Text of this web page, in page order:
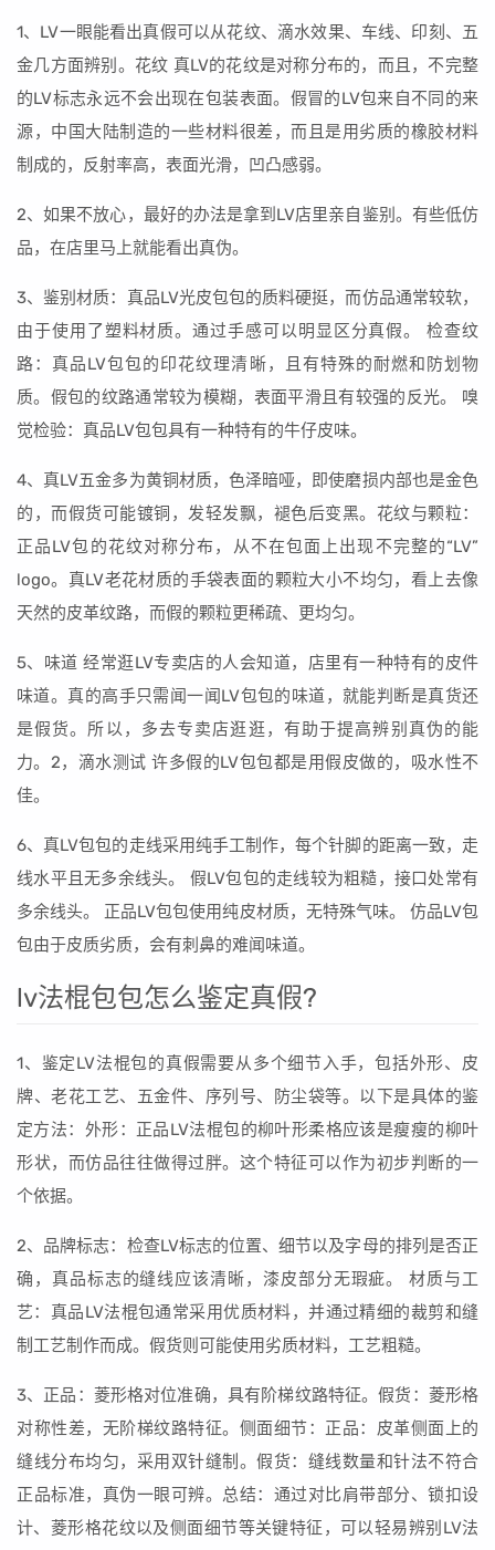
1、LV一眼能看出真假可以从花纹、滴水效果、车线、印刻、五
金几方面辨别。花纹 真LV的花纹是对称分布的，而且，不完整
的LV标志永远不会出现在包装表面。假冒的LV包来自不同的来
源，中国大陆制造的一些材料很差，而且是用劣质的橡胶材料
制成的，反射率高，表面光滑，凹凸感弱。
2、如果不放心，最好的办法是拿到LV店里亲自鉴别。有些低仿
品，在店里马上就能看出真伪。
3、鉴别材质：真品LV光皮包包的质料硬挺，而仿品通常较软，
由于使用了塑料材质。通过手感可以明显区分真假。 检查纹
路：真品LV包包的印花纹理清晰，且有特殊的耐燃和防划物
质。假包的纹路通常较为模糊，表面平滑且有较强的反光。 嗅
觉检验：真品LV包包具有一种特有的牛仔皮味。
4、真LV五金多为黄铜材质，色泽暗哑，即使磨损内部也是金色
的，而假货可能镀铜，发轻发飘，褪色后变黑。花纹与颗粒：
正品LV包的花纹对称分布，从不在包面上出现不完整的“LV”
logo。真LV老花材质的手袋表面的颗粒大小不均匀，看上去像
天然的皮革纹路，而假的颗粒更稀疏、更均匀。
5、味道 经常逛LV专卖店的人会知道，店里有一种特有的皮件
味道。真的高手只需闻一闻LV包包的味道，就能判断是真货还
是假货。所以，多去专卖店逛逛，有助于提高辨别真伪的能
力。2，滴水测试 许多假的LV包包都是用假皮做的，吸水性不
佳。
6、真LV包包的走线采用纯手工制作，每个针脚的距离一致，走
线水平且无多余线头。 假LV包包的走线较为粗糙，接口处常有
多余线头。 正品LV包包使用纯皮材质，无特殊气味。 仿品LV包
包由于皮质劣质，会有刺鼻的难闻味道。
lv法棍包包怎么鉴定真假?
1、鉴定LV法棍包的真假需要从多个细节入手，包括外形、皮
牌、老花工艺、五金件、序列号、防尘袋等。以下是具体的鉴
定方法：外形：正品LV法棍包的柳叶形柔格应该是瘦瘦的柳叶
形状，而仿品往往做得过胖。这个特征可以作为初步判断的一
个依据。
2、品牌标志：检查LV标志的位置、细节以及字母的排列是否正
确，真品标志的缝线应该清晰，漆皮部分无瑕疵。 材质与工
艺：真品LV法棍包通常采用优质材料，并通过精细的裁剪和缝
制工艺制作而成。假货则可能使用劣质材料，工艺粗糙。
3、正品：菱形格对位准确，具有阶梯纹路特征。假货：菱形格
对称性差，无阶梯纹路特征。侧面细节：正品：皮革侧面上的
缝线分布均匀，采用双针缝制。假货：缝线数量和针法不符合
正品标准，真伪一眼可辨。总结：通过对比肩带部分、锁扣设
计、菱形格花纹以及侧面细节等关键特征，可以轻易辨别LV法